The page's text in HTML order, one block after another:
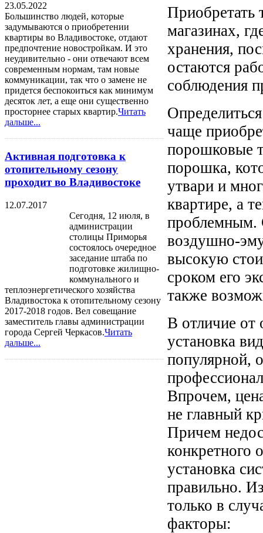
23.05.2022
Большинство людей, которые
задумываются о приобретении
квартиры во Владивостоке, отдают
предпочтение новостройкам. И это
неудивительно - они отвечают всем
современным нормам, там новые
коммуникации, так что о замене не
придется беспокоиться как минимум
десяток лет, а еще они существенно
просторнее старых квартир.Читать
дальше...
Активная подготовка к
отопительному сезону
проходит во Владивостоке
12.07.2017
Сегодня, 12 июля, в
администрации
столицы Приморья
состоялось очередное
заседание штаба по
подготовке жилищно-
коммунального и
теплоэнергетического хозяйства
Владивостока к отопительному сезону
2017-2018 годов. Вел совещание
заместитель главы администрации
города Сергей Черкасов.Читать
дальше...
Приобретать
магазинах,
хранения,
остаются
соблюдения
чаще
порошковые
порошка,
утвари и
квартире, а
проблемным.
воздушно-
высокую
сроком его
также
В отличие от
установка
популярной,
Впрочем,
не главный
Причем
конкретного
установка
правильно.
только в
факторы: